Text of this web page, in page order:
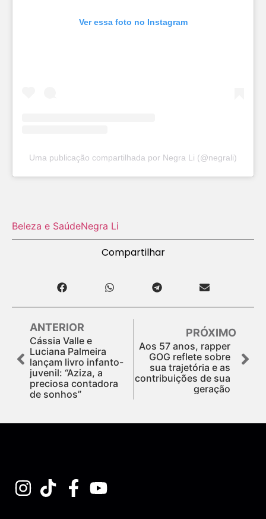
Ver essa foto no Instagram
Uma publicação compartilhada por Negra Li (@negrali)
Beleza e SaúdeNegra Li
Compartilhar
ANTERIOR
Cássia Valle e
Luciana Palmeira
lançam livro infanto-
juvenil: “Aziza, a
preciosa contadora
de sonhos”
PRÓXIMO
Aos 57 anos, rapper
GOG reflete sobre
sua trajetória e as
contribuições de sua
geração